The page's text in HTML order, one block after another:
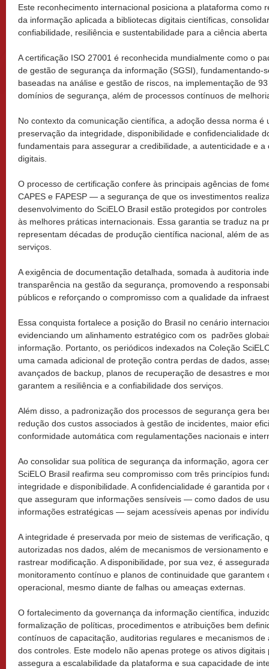
Este reconhecimento internacional posiciona a plataforma como
da informação aplicada a bibliotecas digitais científicas,
confiabilidade, resiliência e sustentabilidade para a ciência
A certificação ISO 27001 é reconhecida mundialmente como o
de gestão de segurança da informação (SGSI), fundamentando-
baseadas na análise e gestão de riscos, na implementação de
domínios de segurança, além de processos contínuos de
No contexto da comunicação científica, a adoção dessa norma é
preservação da integridade, disponibilidade e confidencialidade
fundamentais para assegurar a credibilidade, a autenticidade e a
digitais.
O processo de certificação confere às principais agências de
CAPES e FAPESP — a segurança de que os investimentos
desenvolvimento do SciELO Brasil estão protegidos por
às melhores práticas internacionais. Essa garantia se traduz na
representam décadas de produção científica nacional, além de
serviços.
A exigência de documentação detalhada, somada à auditoria
transparência na gestão da segurança, promovendo a
públicos e reforçando o compromisso com a qualidade da
Essa conquista fortalece a posição do Brasil no cenário
evidenciando um alinhamento estratégico com os padrões
informação. Portanto, os periódicos indexados na Coleção
uma camada adicional de proteção contra perdas de dados,
avançados de backup, planos de recuperação de desastres e
garantem a resiliência e a confiabilidade dos serviços.
Além disso, a padronização dos processos de segurança gera
redução dos custos associados à gestão de incidentes, maior
conformidade automática com regulamentações nacionais e
Ao consolidar sua política de segurança da informação, agora
SciELO Brasil reafirma seu compromisso com três princípios
integridade e disponibilidade. A confidencialidade é garantida
que asseguram que informações sensíveis — como dados de
informações estratégicas — sejam acessíveis apenas por
A integridade é preservada por meio de sistemas de verificação,
autorizadas nos dados, além de mecanismos de versionamento
rastrear modificação. A disponibilidade, por sua vez, é
monitoramento contínuo e planos de continuidade que
operacional, mesmo diante de falhas ou ameaças externas.
O fortalecimento da governança da informação científica,
formalização de políticas, procedimentos e atribuições bem
contínuos de capacitação, auditorias regulares e mecanismos
dos controles. Este modelo não apenas protege os ativos
assegura a escalabilidade da plataforma e sua capacidade de